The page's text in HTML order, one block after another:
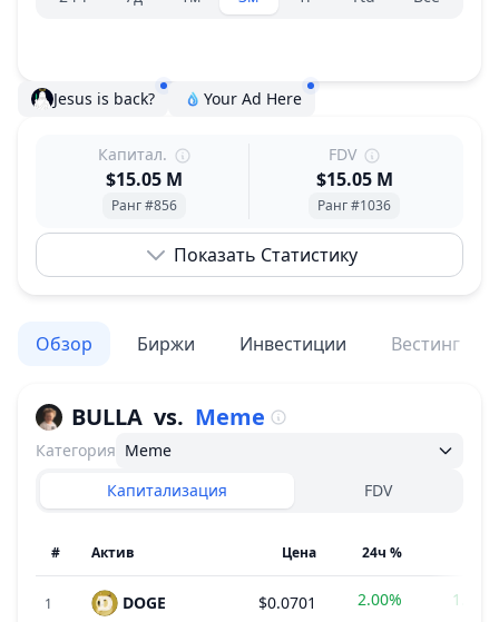
Jesus is back? Your Ad Here
Капитал.
$15.05 M
Ранг #856
FDV
$15.05 M
Ранг #1036
Показать Статистику
Обзор Биржи Инвестиции Вестинг
BULLA vs. Meme
Категория Meme
Капитализация
FDV
# Актив Цена 24ч %
1 DOGE $0.0701 2.00% 1.37%